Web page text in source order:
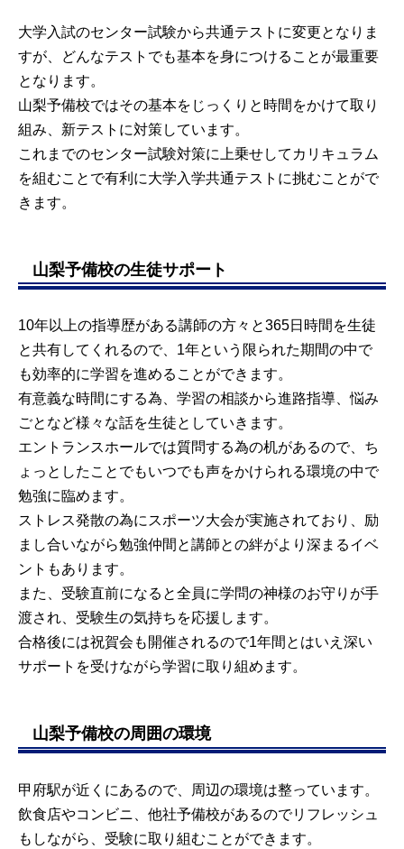
大学入試のセンター試験から共通テストに変更となりま
すが、どんなテストでも基本を身につけることが最重要
となります。
山梨予備校ではその基本をじっくりと時間をかけて取り
組み、新テストに対策しています。
これまでのセンター試験対策に上乗せしてカリキュラム
を組むことで有利に大学入学共通テストに挑むことがで
きます。
山梨予備校の生徒サポート
10年以上の指導歴がある講師の方々と365日時間を生徒
と共有してくれるので、1年という限られた期間の中で
も効率的に学習を進めることができます。
有意義な時間にする為、学習の相談から進路指導、悩み
ごとなど様々な話を生徒としていきます。
エントランスホールでは質問する為の机があるので、ち
ょっとしたことでもいつでも声をかけられる環境の中で
勉強に臨めます。
ストレス発散の為にスポーツ大会が実施されており、励
まし合いながら勉強仲間と講師との絆がより深まるイベ
ントもあります。
また、受験直前になると全員に学問の神様のお守りが手
渡され、受験生の気持ちを応援します。
合格後には祝賀会も開催されるので1年間とはいえ深い
サポートを受けながら学習に取り組めます。
山梨予備校の周囲の環境
甲府駅が近くにあるので、周辺の環境は整っています。
飲食店やコンビニ、他社予備校があるのでリフレッシュ
もしながら、受験に取り組むことができます。